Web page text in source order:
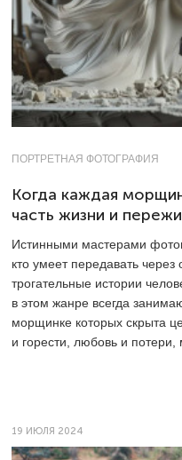
ПОРТРЕТНАЯ ФОТОГРАФИЯ
Когда каждая
часть жизни и
Истинными мастерами
кто умеет передавать
трогательные истории
в этом жанре всегда
морщинке которых скрыта
и горести, любовь и
19 ИЮЛЯ 2024